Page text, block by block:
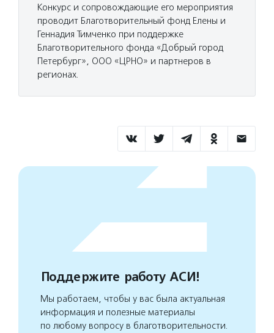
Конкурс и сопровождающие его мероприятия
проводит Благотворительный фонд Елены и
Геннадия Тимченко при поддержке
Благотворительного фонда «Добрый город
Петербург», ООО «ЦРНО» и партнеров в
регионах.
Поддержите работу АСИ!
Мы работаем, чтобы у вас была актуальная
информация и полезные материалы
по любому вопросу в благотворительности.